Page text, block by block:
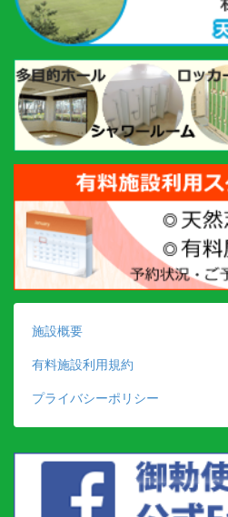
施設概要
有料施設利用規約
プライバシーポリシー